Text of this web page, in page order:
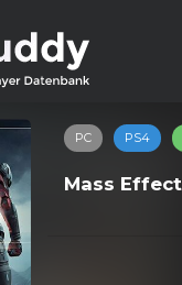
PC PS4
Mass